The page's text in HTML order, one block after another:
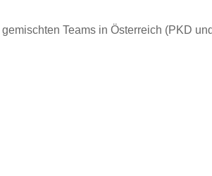
Teams in Österreich (PKD